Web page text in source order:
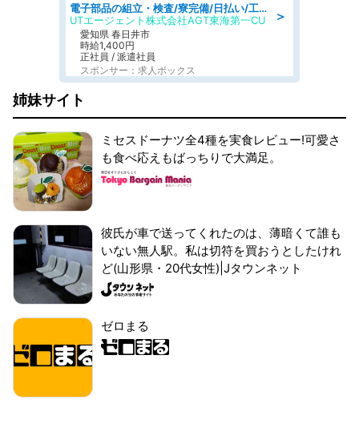
＞
電子部品の組立・検査/寮完備/日払い/工場・製造
UTエージェント株式会社AGT東海第一CU
愛知県 春日井市
時給1,400円
正社員 / 派遣社員
スポンサー：求人ボックス
姉妹サイト
ミセスドーナツ全4種を実食レビュー!可愛さ
も食べ応えもばっちりで大満足。
彼氏が車で送ってくれたのは、薄暗くて誰も
いない無人駅。私は切符を買おうとしたけれ
ど(山形県・20代女性)|Jタウンネット
ゼロまる